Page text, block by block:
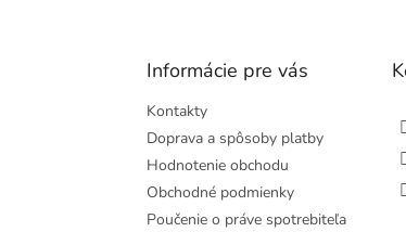
Informácie pre vás
Kontakty
Doprava a spôsoby platby
Hodnotenie obchodu
Obchodné podmienky
Poučenie o práve spotrebiteľa